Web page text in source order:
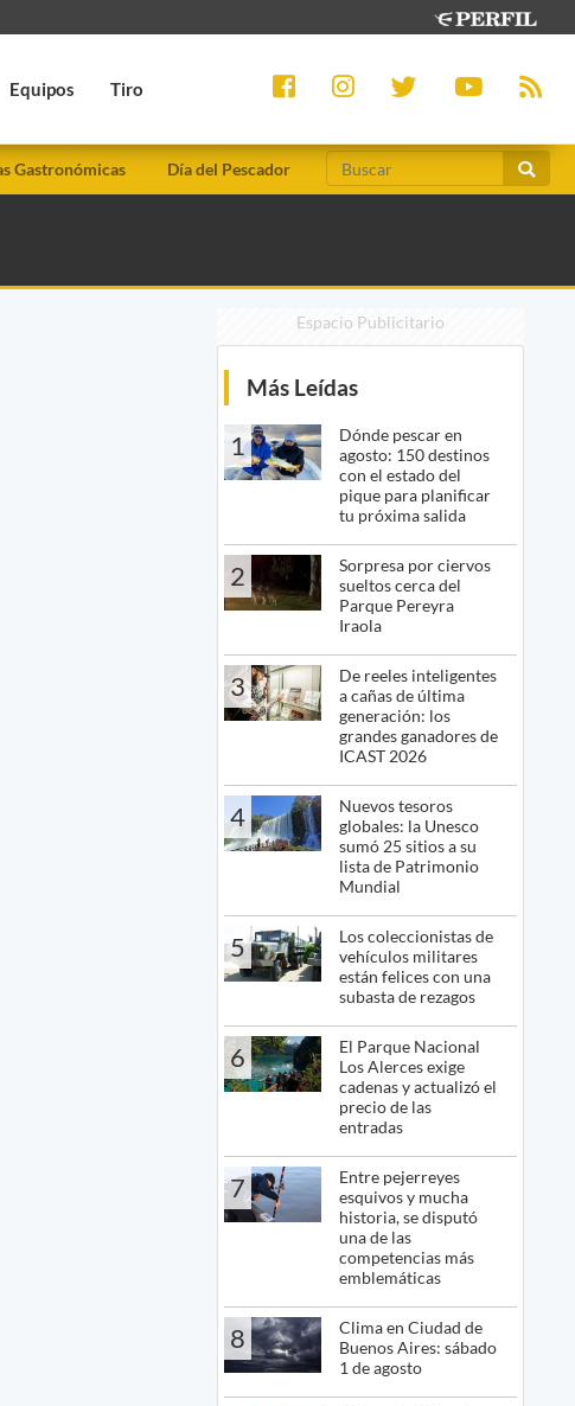
Equipos Tiro
Gastronómicas Día del Pescador
Espacio Publicitario
Más Leídas
1
Dónde pescar en
agosto: 150 destinos
con el estado del
pique para planificar
tu próxima salida
2
Sorpresa por ciervos
sueltos cerca del
Parque Pereyra
Iraola
3
De reeles inteligentes
a cañas de última
generación: los
grandes ganadores de
ICAST 2026
4
Nuevos tesoros
globales: la Unesco
sumó 25 sitios a su
lista de Patrimonio
Mundial
5
Los coleccionistas de
vehículos militares
están felices con una
subasta de rezagos
6
El Parque Nacional
Los Alerces exige
cadenas y actualizó el
precio de las
entradas
7
Entre pejerreyes
esquivos y mucha
historia, se disputó
una de las
competencias más
emblemáticas
8
Clima en Ciudad de
Buenos Aires: sábado
1 de agosto